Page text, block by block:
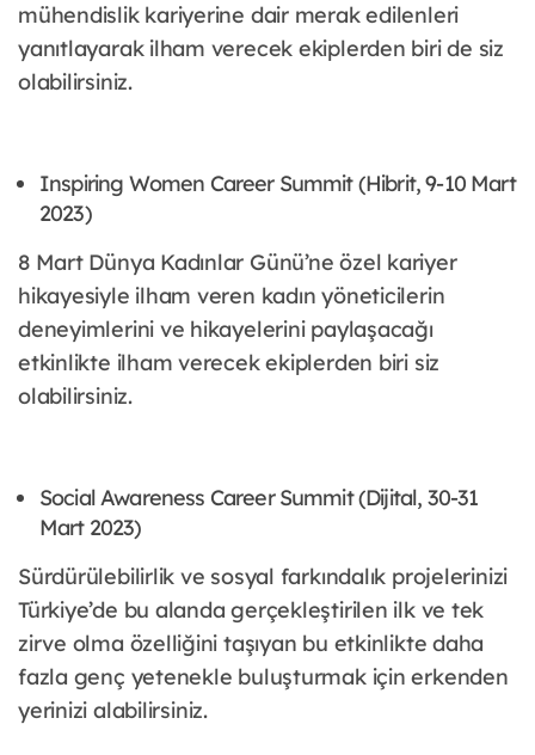
mühendislik kariyerine dair merak edilenleri
yanıtlayarak ilham verecek ekiplerden biri de siz
olabilirsiniz.
Inspiring Women Career Summit (Hibrit, 9-10 Mart
2023)
8 Mart Dünya Kadınlar Günü’ne özel kariyer
hikayesiyle ilham veren kadın yöneticilerin
deneyimlerini ve hikayelerini paylaşacağı
etkinlikte ilham verecek ekiplerden biri siz
olabilirsiniz.
Social Awareness Career Summit (Dijital, 30-31
Mart 2023)
Sürdürülebilirlik ve sosyal farkındalık projelerinizi
Türkiye’de bu alanda gerçekleştirilen ilk ve tek
zirve olma özelliğini taşıyan bu etkinlikte daha
fazla genç yetenekle buluşturmak için erkenden
yerinizi alabilirsiniz.